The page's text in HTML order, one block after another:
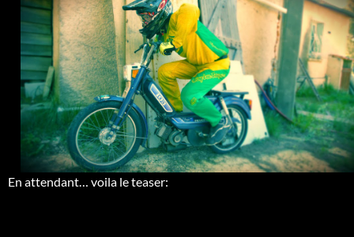
En attendant… voila le teaser: